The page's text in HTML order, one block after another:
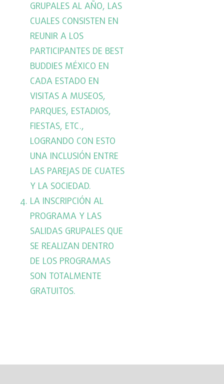
GRUPALES AL AÑO, LAS
CUALES CONSISTEN EN
REUNIR A LOS
PARTICIPANTES DE BEST
BUDDIES MÉXICO EN
CADA ESTADO EN
VISITAS A MUSEOS,
PARQUES, ESTADIOS,
FIESTAS, ETC.,
LOGRANDO CON ESTO
UNA INCLUSIÓN ENTRE
LAS PAREJAS DE CUATES
Y LA SOCIEDAD.
LA INSCRIPCIÓN AL
PROGRAMA Y LAS
SALIDAS GRUPALES QUE
SE REALIZAN DENTRO
DE LOS PROGRAMAS
SON TOTALMENTE
GRATUITOS.